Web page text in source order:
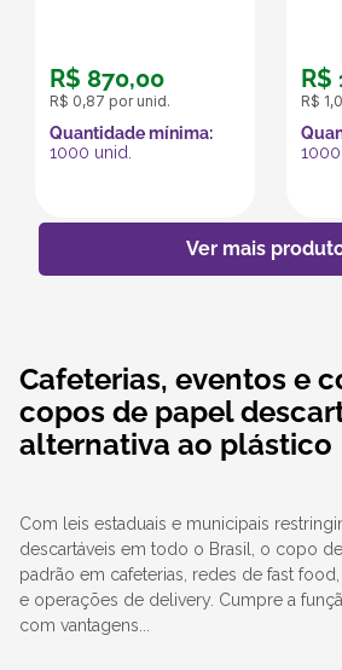
R$ 870,00
R$ 0,87 por unid.
Quantidade mínima:
1000 unid.
R$
R$ 1,
1000
Cafeterias, eventos e
copos de papel
alternativa ao plástico
Com leis estaduais e municipais
descartáveis em todo o Brasil, o copo
padrão em cafeterias, redes de fast
e operações de delivery. Cumpre a
com vantagens...